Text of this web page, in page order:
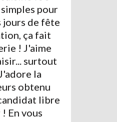
pour
jours de fête
ça fait
! J'aime
surtout
la
obtenu
libre
En vous